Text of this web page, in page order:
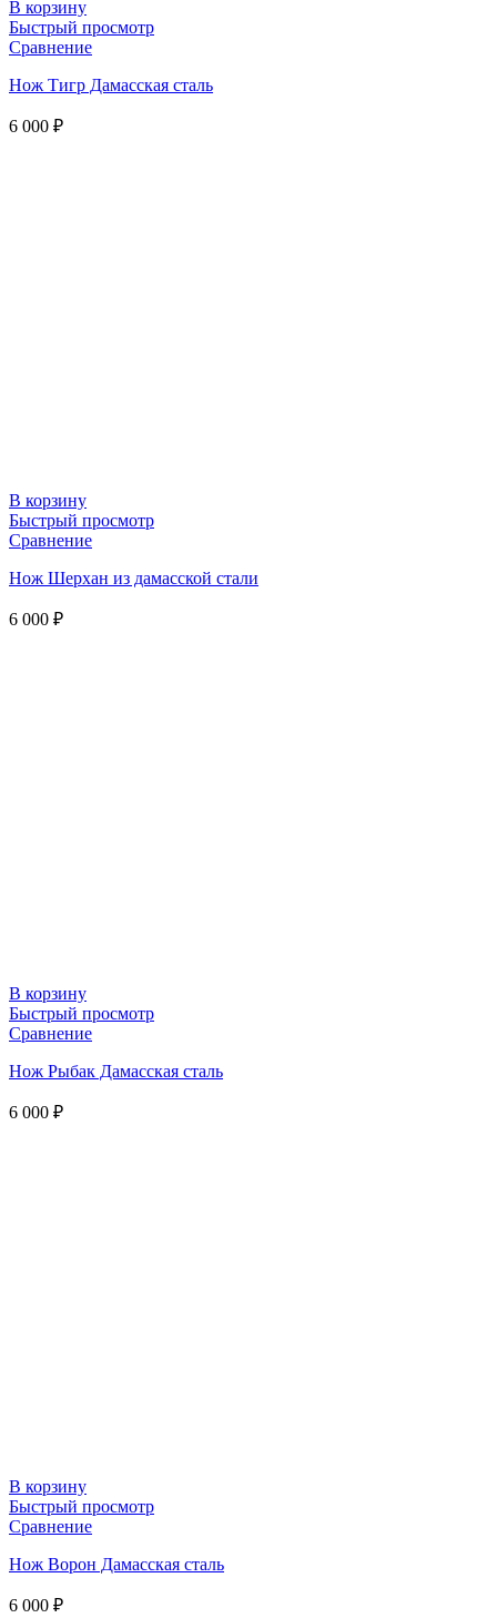
В корзину
Быстрый просмотр
Сравнение
Нож Тигр Дамасская сталь
6 000 ₽
В корзину
Быстрый просмотр
Сравнение
Нож Шерхан из дамасской стали
6 000 ₽
В корзину
Быстрый просмотр
Сравнение
Нож Рыбак Дамасская сталь
6 000 ₽
В корзину
Быстрый просмотр
Сравнение
Нож Ворон Дамасская сталь
6 000 ₽